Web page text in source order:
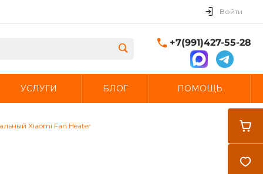
Закрыть
Войти
+7(991)427-55-28
УСЛУГИ БЛОГ ПОМОЩЬ
Xiaomi Fan Heater